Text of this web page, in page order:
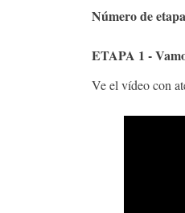
Número de
ETAPA 1 -
Ve el vídeo con